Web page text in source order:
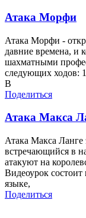
Атака Морфи
Атака Морфи -
давние времена, и
шахматными
следующих ходов:
В
Поделиться
Атака Макса
Атака Макса Ланге
встречающийся в
атакуют на
Видеоурок состоит
языке,
Поделиться